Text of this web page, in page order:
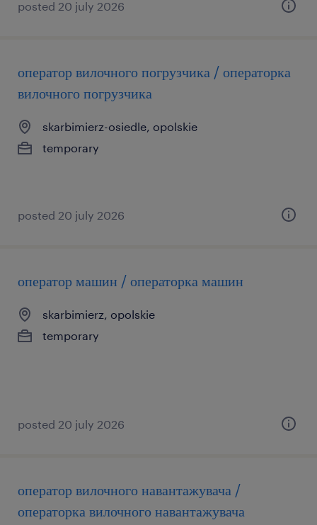
posted 20 july 2026
оператор вилочного погрузчика / операторка
вилочного погрузчика
skarbimierz-osiedle, opolskie
temporary
posted 20 july 2026
оператор машин / операторка машин
skarbimierz, opolskie
temporary
posted 20 july 2026
оператор вилочного навантажувача /
операторка вилочного навантажувача